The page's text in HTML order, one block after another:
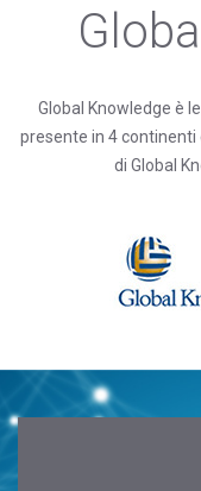
Global Knowledge è
presente in 4 continenti
di Global